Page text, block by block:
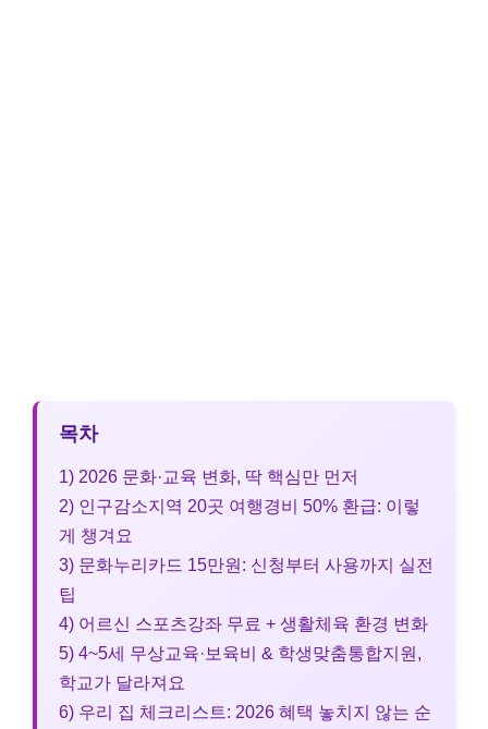
목차
1) 2026 문화·교육 변화, 딱 핵심만 먼저
2) 인구감소지역 20곳 여행경비 50% 환급: 이렇
게 챙겨요
3) 문화누리카드 15만원: 신청부터 사용까지 실전
팁
4) 어르신 스포츠강좌 무료 + 생활체육 환경 변화
5) 4~5세 무상교육·보육비 & 학생맞춤통합지원,
학교가 달라져요
6) 우리 집 체크리스트: 2026 혜택 놓치지 않는 순